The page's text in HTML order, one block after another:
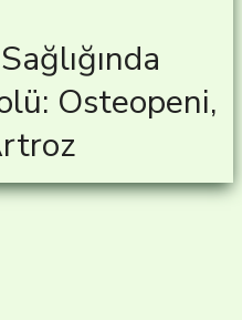
Osteopeni,